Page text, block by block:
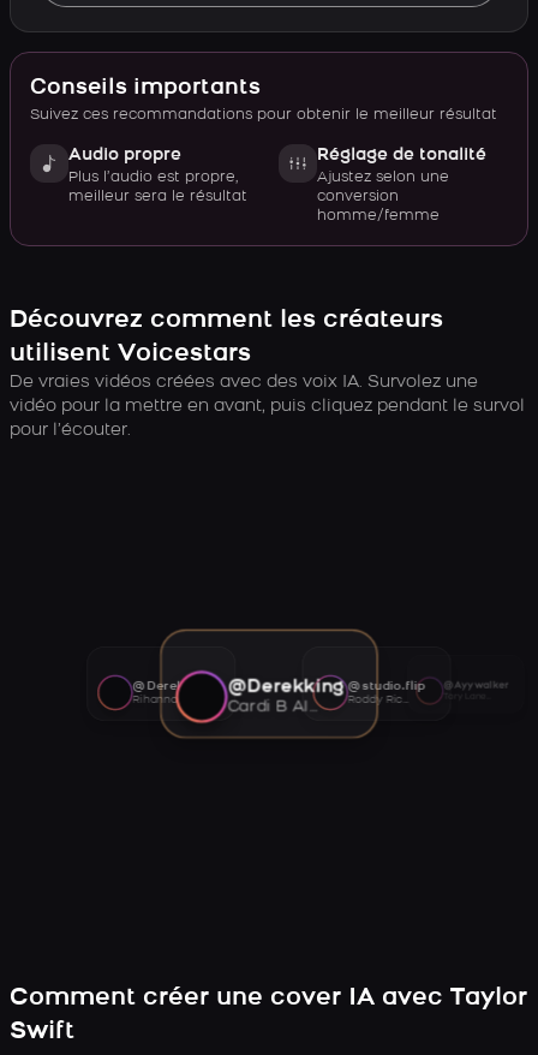
Conseils importants
Suivez ces recommandations pour obtenir le meilleur résultat
Audio propre
Plus l’audio est propre,
meilleur sera le résultat
Réglage de tonalité
Ajustez selon une
conversion
homme/femme
Découvrez comment les créateurs
utilisent Voicestars
De vraies vidéos créées avec des voix IA. Survolez une
vidéo pour la mettre en avant, puis cliquez pendant le survol
pour l’écouter.
@Derekking
Cardi B AI voice
@studio.flip
Roddy Ricch AI voice
@Ayywalker
@Derekking
Rihanna AI voice
Comment créer une cover IA avec Taylor
Swift